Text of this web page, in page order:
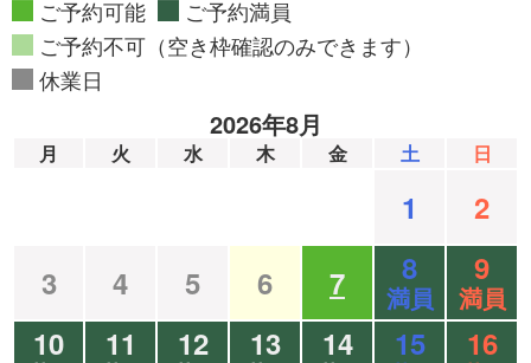
ご予約可能
ご予約満員
ご予約不可（空き枠確認のみできます）
休業日
2026年8月
月 火 水 木 金 土 日
1
2
3
4 5 6 7 8
満員
9
満員
10 11 12 13 14 15 16